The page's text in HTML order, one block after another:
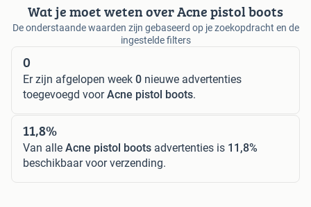
Wat je moet weten over Acne pistol boots
De onderstaande waarden zijn gebaseerd op je zoekopdracht en de
ingestelde filters
0
Er zijn afgelopen week 0 nieuwe advertenties
toegevoegd voorAcne pistol boots.
11,8%
Van alle Acne pistol boots advertenties is 11,8%
beschikbaar voor verzending.